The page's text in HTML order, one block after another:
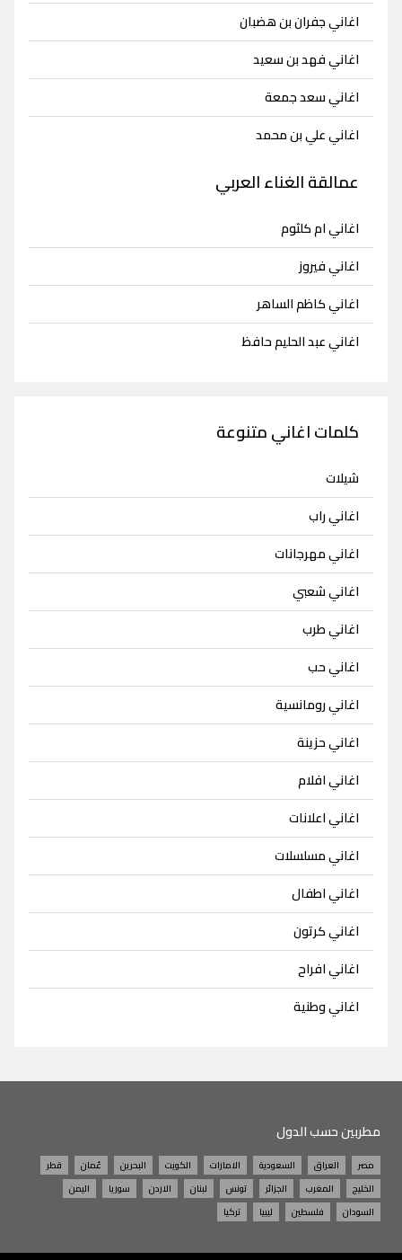
اغاني جفران بن هضبان
اغاني فهد بن سعيد
اغاني سعد جمعة
اغاني علي بن محمد
عمالقة الغناء العربي
اغاني ام كلثوم
اغاني فيروز
اغاني كاظم الساهر
اغاني عبد الحليم حافظ
كلمات اغاني متنوعة
شيلات
اغاني راب
اغاني مهرجانات
اغاني شعبي
اغاني طرب
اغاني حب
اغاني رومانسية
اغاني حزينة
اغاني افلام
اغاني اعلانات
اغاني مسلسلات
اغاني اطفال
اغاني كرتون
اغاني افراح
اغاني وطنية
مطربين حسب الدول
مصر العراق السعودية الامارات الكويت البحرين عُمان
قطر
الخليج
المغرب الجزائر تونس لبنان الاردن سوريا
اليمن
السودان
فلسطين ليبيا تركيا